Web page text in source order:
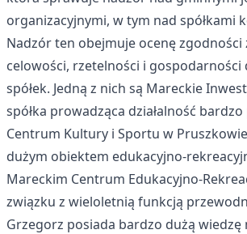
organizacyjnymi, w tym nad spółkami
Nadzór ten obejmuje ocenę zgodności
celowości, rzetelności i gospodarności
spółek. Jedną z nich są Mareckie
spółka prowadząca działalność
Centrum Kultury i Sportu w
dużym obiektem edukacyjno-
Mareckim Centrum Edukacyjno-
związku z wieloletnią funkcją
Grzegorz posiada bardzo dużą wiedzę